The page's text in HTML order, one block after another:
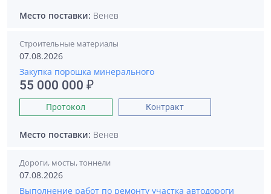
Место поставки: Венев
Строительные материалы
07.08.2026
Закупка порошка минерального
55 000 000 ₽
Протокол Контракт
Место поставки: Венев
Дороги, мосты, тоннели
07.08.2026
Выполнение работ по ремонту участка автодороги